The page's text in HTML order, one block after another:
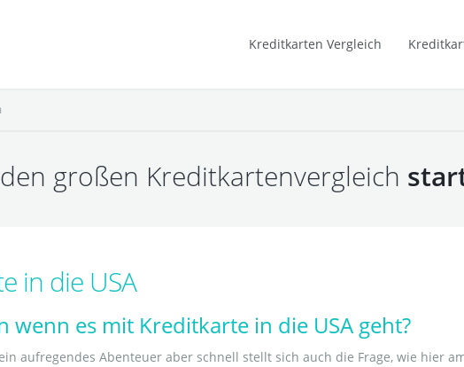
Kreditkarten Vergleich
Kreditkarten Informationen
den großen Kreditkartenvergleich
in die USA
wenn es mit Kreditkarte in die USA geht?
aufregendes Abenteuer aber schnell stellt sich auch die Frage, wie hier